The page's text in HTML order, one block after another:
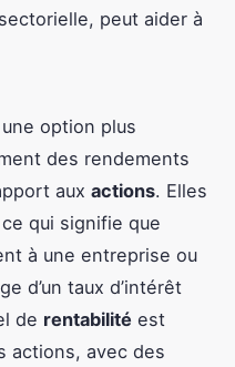
peut aider à
option plus
des rendements
aux actions. Elles
qui signifie que
à une entreprise ou
d’un taux d’intérêt
de rentabilité est
actions, avec des